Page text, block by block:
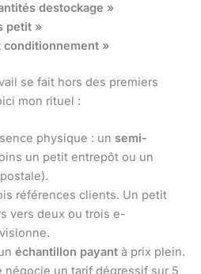
destockage »
petit »
»
se fait hors des premiers
mon rituel :
physique : un semi-
un petit entrepôt ou un
références clients. Un petit
vers deux ou trois e-
échantillon payant à prix plein.
négocie un tarif dégressif sur 5